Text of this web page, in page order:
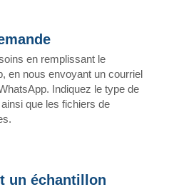
en remplissant le
en nous envoyant un courriel
Indiquez le type de
que les fichiers de
un échantillon